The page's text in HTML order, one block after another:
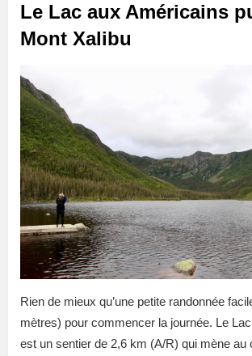
Le Lac aux Américains
Mont Xalibu
Rien de mieux qu’une petite randonnée
mètres) pour commencer la journée. Le
est un sentier de 2,6 km (A/R) qui mène au